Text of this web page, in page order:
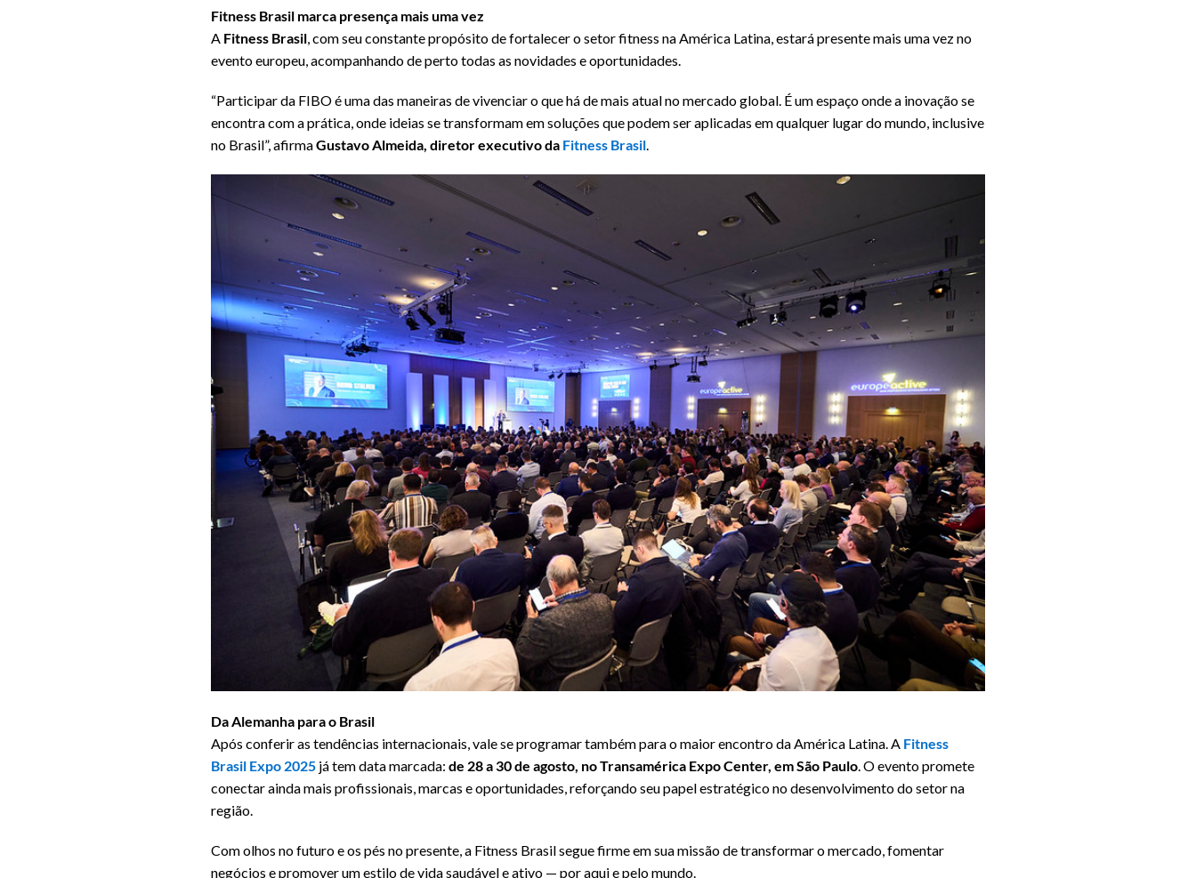
Fitness Brasil marca presença mais uma vez
A Fitness Brasil , com seu constante propósito de fortalecer o setor fitness na América Latina, estará presente mais uma vez no
evento europeu, acompanhando de perto todas as novidades e oportunidades.
“Participar da FIBO é uma das maneiras de vivenciar o que há de mais atual no mercado global. É um espaço onde a inovação se
encontra com a prática, onde ideias se transformam em soluções que podem ser aplicadas em qualquer lugar do mundo, inclusive
no Brasil”, afirmaGustavo Almeida, diretor executivo da Fitness Brasil.
Da Alemanha para o Brasil
Após conferir as tendências internacionais, vale se programar também para o maior encontro da América Latina. A Fitness
Brasil Expo 2025 já tem data marcada: de 28 a 30 de agosto, no Transamérica Expo Center, em São Paulo . O evento promete
conectar ainda mais profissionais, marcas e oportunidades, reforçando seu papel estratégico no desenvolvimento do setor na
região.
Com olhos no futuro e os pés no presente, a Fitness Brasil segue firme em sua missão de transformar o mercado, fomentar
negócios e promover um estilo de vida saudável e ativo — por aqui e pelo mundo.